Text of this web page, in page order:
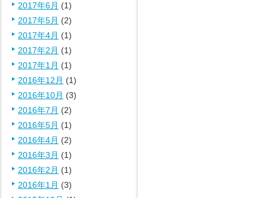
2017年6月 (1)
2017年5月 (2)
2017年4月 (1)
2017年2月 (1)
2017年1月 (1)
2016年12月 (1)
2016年10月 (3)
2016年7月 (2)
2016年5月 (1)
2016年4月 (2)
2016年3月 (1)
2016年2月 (1)
2016年1月 (3)